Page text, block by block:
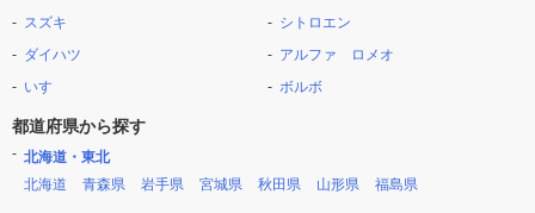
スズキ
ダイハツ
いすゞ
シトロエン
アルファ ロメオ
ボルボ
都道府県から探す
北海道・東北
北海道
青森県 岩手県 宮城県 秋田県 山形県 福島県